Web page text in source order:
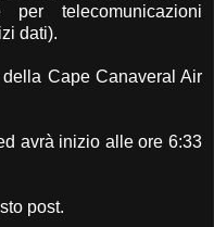
telecomunicazioni
dati).
Cape Canaveral Air
avrà inizio alle ore 6:33
post.